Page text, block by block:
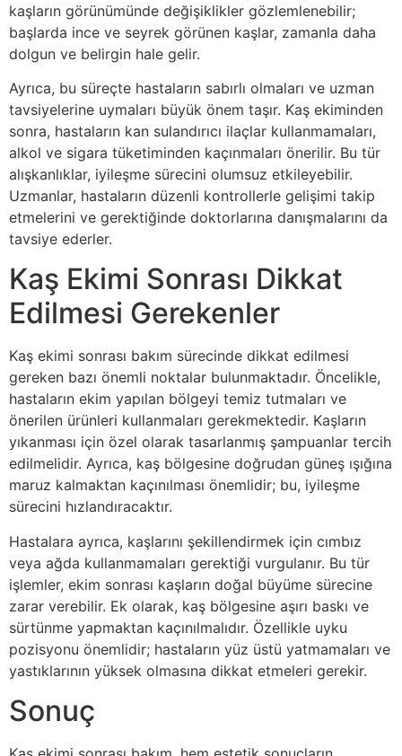
kaşların görünümünde değişiklikler gözlemlenebilir;
başlarda ince ve seyrek görünen kaşlar, zamanla daha
dolgun ve belirgin hale gelir.
Ayrıca, bu süreçte hastaların sabırlı olmaları ve uzman
tavsiyelerine uymaları büyük önem taşır. Kaş ekiminden
sonra, hastaların kan sulandırıcı ilaçlar kullanmamaları,
alkol ve sigara tüketiminden kaçınmaları önerilir. Bu tür
alışkanlıklar, iyileşme sürecini olumsuz etkileyebilir.
Uzmanlar, hastaların düzenli kontrollerle gelişimi takip
etmelerini ve gerektiğinde doktorlarına danışmalarını da
tavsiye ederler.
Kaş Ekimi Sonrası Dikkat
Edilmesi Gerekenler
Kaş ekimi sonrası bakım sürecinde dikkat edilmesi
gereken bazı önemli noktalar bulunmaktadır. Öncelikle,
hastaların ekim yapılan bölgeyi temiz tutmaları ve
önerilen ürünleri kullanmaları gerekmektedir. Kaşların
yıkanması için özel olarak tasarlanmış şampuanlar tercih
edilmelidir. Ayrıca, kaş bölgesine doğrudan güneş ışığına
maruz kalmaktan kaçınılması önemlidir; bu, iyileşme
sürecini hızlandıracaktır.
Hastalara ayrıca, kaşlarını şekillendirmek için cımbız
veya ağda kullanmamaları gerektiği vurgulanır. Bu tür
işlemler, ekim sonrası kaşların doğal büyüme sürecine
zarar verebilir. Ek olarak, kaş bölgesine aşırı baskı ve
sürtünme yapmaktan kaçınılmalıdır. Özellikle uyku
pozisyonu önemlidir; hastaların yüz üstü yatmamaları ve
yastıklarının yüksek olmasına dikkat etmeleri gerekir.
Sonuç